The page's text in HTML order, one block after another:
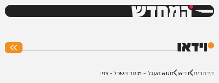
המחדש
וידאו
דף הבית וידאו חטא העגל – מוסר השכל • צפו